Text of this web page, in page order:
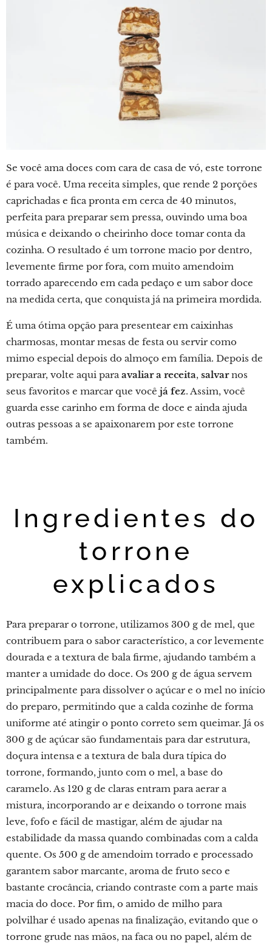
Se você ama doces com cara de casa de vó, este torrone
é para você. Uma receita simples, que rende 2 porções
caprichadas e fica pronta em cerca de 40 minutos,
perfeita para preparar sem pressa, ouvindo uma boa
música e deixando o cheirinho doce tomar conta da
cozinha. O resultado é um torrone macio por dentro,
levemente firme por fora, com muito amendoim
torrado aparecendo em cada pedaço e um sabor doce
na medida certa, que conquista já na primeira mordida.
É uma ótima opção para presentear em caixinhas
charmosas, montar mesas de festa ou servir como
mimo especial depois do almoço em família. Depois de
preparar, volte aqui paraavaliar a receita, salvarnos
seus favoritos e marcar que você já fez. Assim, você
guarda esse carinho em forma de doce e ainda ajuda
outras pessoas a se apaixonarem por este torrone
também.
Ingredientes do
torrone
explicados
Para preparar o torrone, utilizamos 300 g de mel, que
contribuem para o sabor característico, a cor levemente
dourada e a textura de bala firme, ajudando também a
manter a umidade do doce. Os 200 g de água servem
principalmente para dissolver o açúcar e o mel no início
do preparo, permitindo que a calda cozinhe de forma
uniforme até atingir o ponto correto sem queimar. Já os
300 g de açúcar são fundamentais para dar estrutura,
doçura intensa e a textura de bala dura típica do
torrone, formando, junto com o mel, a base do
caramelo. As 120 g de claras entram para aerar a
mistura, incorporando ar e deixando o torrone mais
leve, fofo e fácil de mastigar, além de ajudar na
estabilidade da massa quando combinadas com a calda
quente. Os 500 g de amendoim torrado e processado
garantem sabor marcante, aroma de fruto seco e
bastante crocância, criando contraste com a parte mais
macia do doce. Por fim, o amido de milho para
polvilhar é usado apenas na finalização, evitando que o
torrone grude nas mãos, na faca ou no papel, além de